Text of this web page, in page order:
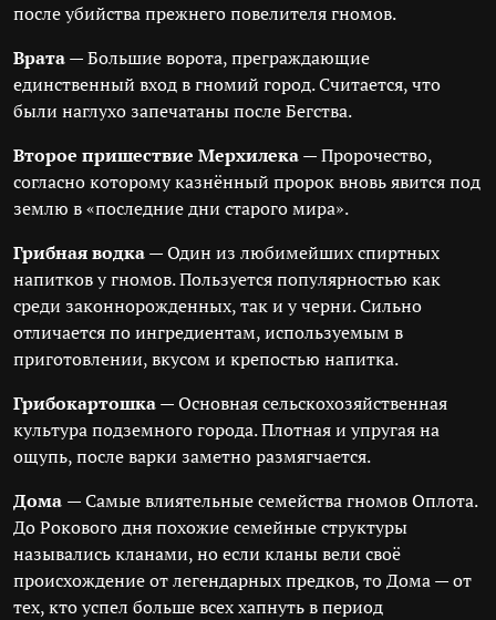
после убийства прежнего повелителя гномов.
Врата— Большие ворота, преграждающие
единственный вход в гномий город. Считается, что
были наглухо запечатаны после Бегства.
Второе пришествие Мерхилека— Пророчество,
согласно которому казнённый пророк вновь явится под
землю в «последние дни старого мира».
Грибная водка— Один из любимейших спиртных
напитков у гномов. Пользуется популярностью как
среди законнорожденных, так и у черни. Сильно
отличается по ингредиентам, используемым в
приготовлении, вкусом и крепостью напитка.
Грибокартошка— Основная сельскохозяйственная
культура подземного города. Плотная и упругая на
ощупь, после варки заметно размягчается.
Дома — Самые влиятельные семейства гномов Оплота.
До Рокового дня похожие семейные структуры
назывались кланами, но если кланы вели своё
происхождение от легендарных предков, то Дома — от
тех, кто успел больше всех хапнуть в период